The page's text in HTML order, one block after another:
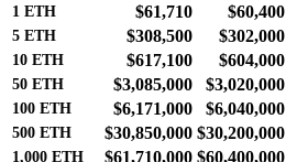
1 ETH $61,710 $60,400
5 ETH $308,500 $302,000
10 ETH $617,100 $604,000
50 ETH $3,085,000 $3,020,000
100 ETH $6,171,000 $6,040,000
500 ETH $30,850,000 $30,200,000
1,000 ETH $61,710,000 $60,400,000